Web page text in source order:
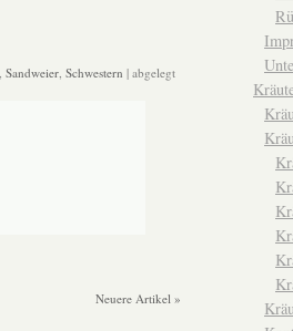
Sandweier Schwestern | abgelegt
Neuere Artikel »